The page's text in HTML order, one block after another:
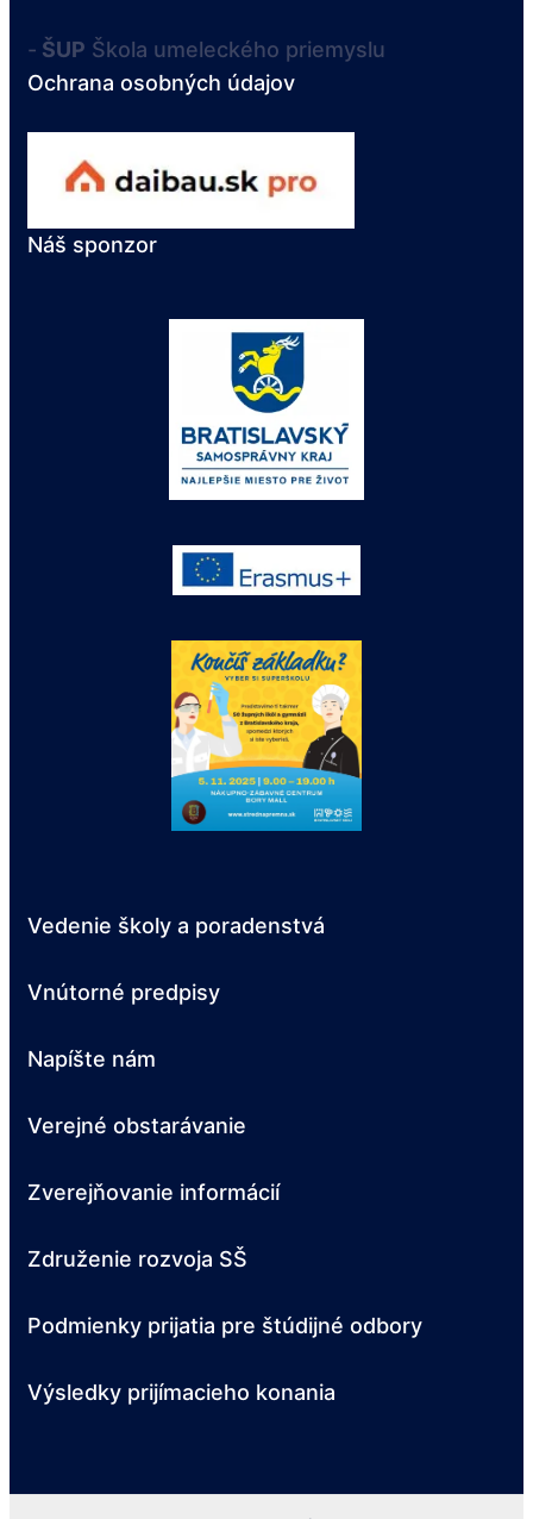
- ŠUP Škola umeleckého priemyslu
Ochrana osobných údajov
Náš sponzor
Vedenie školy a poradenstvá
Vnútorné predpisy
Napíšte nám
Verejné obstarávanie
Zverejňovanie informácií
Združenie rozvoja SŠ
Podmienky prijatia pre štúdijné odbory
Výsledky prijímacieho konania